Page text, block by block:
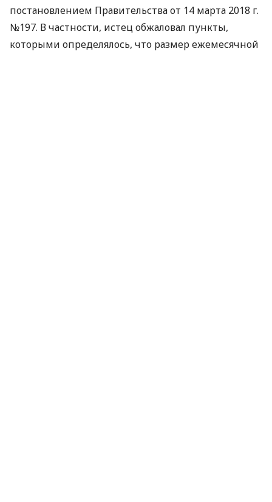
постановлением Правительства от 14 марта 2018 г.
№197. В частности, истец обжаловал пункты,
которыми определялось, что размер ежемесячной